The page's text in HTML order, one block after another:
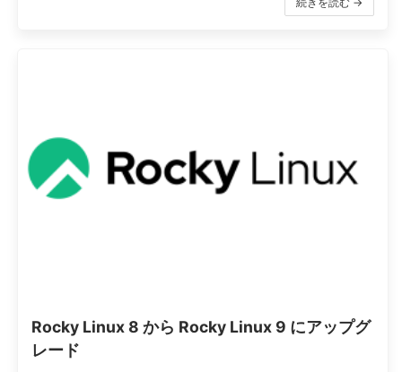
Rocky Linux 8 から Rocky Linux 9 にアップグ
レード